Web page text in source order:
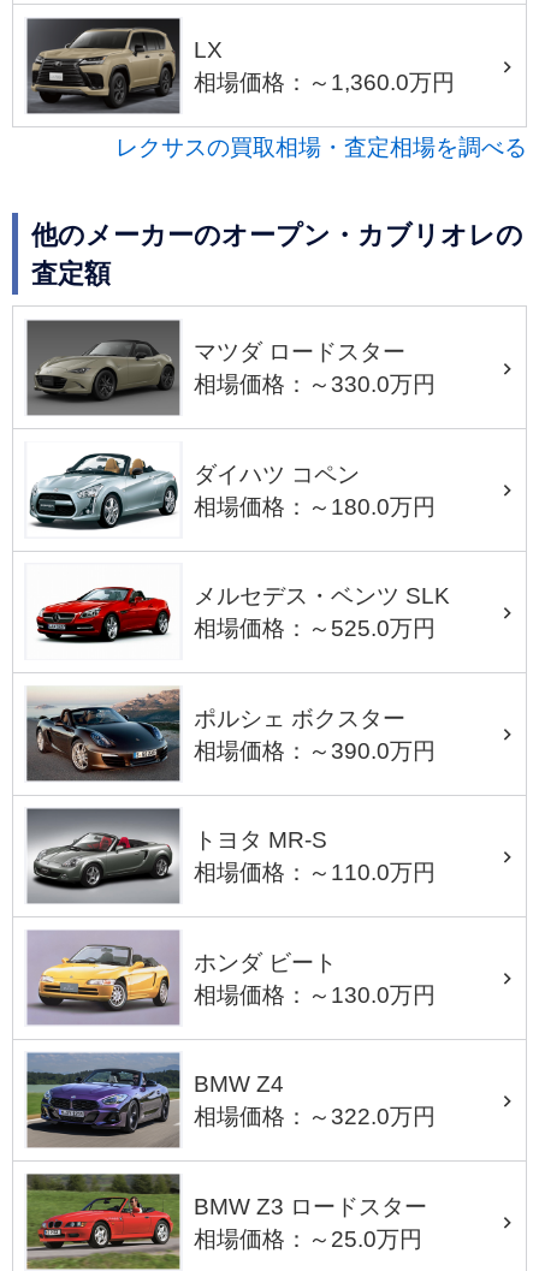
LX
相場価格：～1,360.0万円
レクサスの買取相場・査定相場を調べる
他のメーカーのオープン・カブリオレの
査定額
マツダ ロードスター
相場価格：～330.0万円
ダイハツ コペン
相場価格：～180.0万円
メルセデス・ベンツ SLK
相場価格：～525.0万円
ポルシェ ボクスター
相場価格：～390.0万円
トヨタ MR-S
相場価格：～110.0万円
ホンダ ビート
相場価格：～130.0万円
BMW Z4
相場価格：～322.0万円
BMW Z3 ロードスター
相場価格：～25.0万円